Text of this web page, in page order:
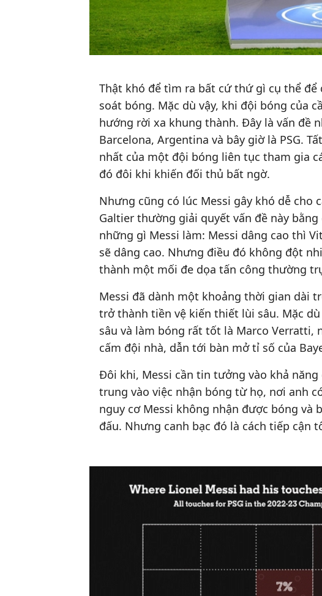
Thật khó để tìm ra bất cứ thứ gì cụ thể để
soát bóng. Mặc dù vậy, khi đội bóng của
hướng rời xa khung thành. Đây là vấn đề
Barcelona, Argentina và bây giờ là PSG.
nhất của một đội bóng liên tục tham gia
đó đôi khi khiến đối thủ bất ngờ.
Nhưng cũng có lúc Messi gây khó dễ cho
Galtier thường giải quyết vấn đề này
những gì Messi làm: Messi dâng cao thì
sẽ dâng cao. Nhưng điều đó không đột
thành một mối đe dọa tấn công thường
Messi đã dành một khoảng thời gian dài
trở thành tiền vệ kiến thiết lùi sâu. Mặc
sâu và làm bóng rất tốt là Marco Verratti,
cấm đội nhà, dẫn tới bàn mở tỉ số của
Đôi khi, Messi cần tin tưởng vào khả
trung vào việc nhận bóng từ họ, nơi anh
nguy cơ Messi không nhận được bóng và
đấu. Nhưng canh bạc đó là cách tiếp cận